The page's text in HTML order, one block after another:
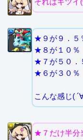
それはキツイ
★９が９．５
★８が１０％
★７が５０．
★６が３０％
こんな感じ(
★７だけ半分